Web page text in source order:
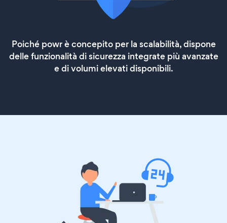
Poiché powr è concepito per la scalabilità, dispone
delle funzionalità di sicurezza integrate più avanzate
e di volumi elevati disponibili.